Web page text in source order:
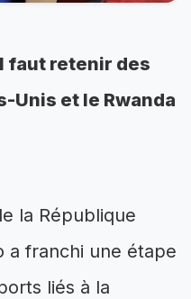
faut retenir des
Unis et le Rwanda
la République
a franchi une étape
liés à la